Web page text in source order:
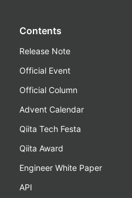
Contents
Release Note
Official Event
Official Column
Advent Calendar
Qiita Tech Festa
Qiita Award
Engineer White Paper
API